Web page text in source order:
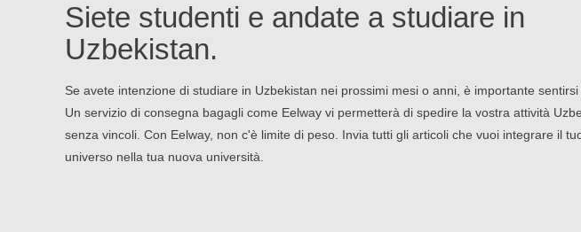
Siete studenti e andate a studiare in
Uzbekistan.
Se avete intenzione di studiare in Uzbekistan nei prossimi mesi o anni, è importante sentirsi
Un servizio di consegna bagagli come Eelway vi permetterà di spedire la vostra attività
senza vincoli. Con Eelway, non c'è limite di peso. Invia tutti gli articoli che vuoi integrare il
universo nella tua nuova università.